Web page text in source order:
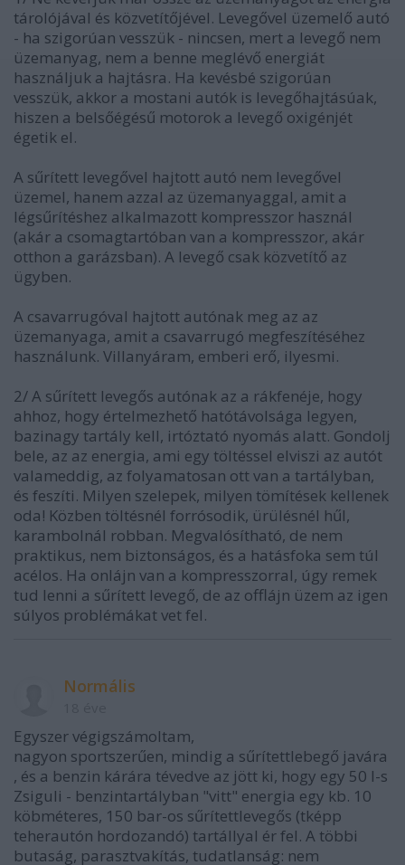
tárolójával és közvetítőjével. Levegővel üzemelő autó
- ha szigorúan vesszük - nincsen, mert a levegő nem
üzemanyag, nem a benne meglévő energiát
használjuk a hajtásra. Ha kevésbé szigorúan
vesszük, akkor a mostani autók is levegőhajtásúak,
hiszen a belsőégésű motorok a levegő oxigénjét
égetik el.
A sűrített levegővel hajtott autó nem levegővel
üzemel, hanem azzal az üzemanyaggal, amit a
légsűrítéshez alkalmazott kompresszor használ
(akár a csomagtartóban van a kompresszor, akár
otthon a garázsban). A levegő csak közvetítő az
ügyben.
A csavarrugóval hajtott autónak meg az az
üzemanyaga, amit a csavarrugó megfeszítéséhez
használunk. Villanyáram, emberi erő, ilyesmi.
2/ A sűrített levegős autónak az a rákfenéje, hogy
ahhoz, hogy értelmezhető hatótávolsága legyen,
bazinagy tartály kell, irtóztató nyomás alatt. Gondolj
bele, az az energia, ami egy töltéssel elviszi az autót
valameddig, az folyamatosan ott van a tartályban,
és feszíti. Milyen szelepek, milyen tömítések kellenek
oda! Közben töltésnél forrósodik, ürülésnél hűl,
karambolnál robban. Megvalósítható, de nem
praktikus, nem biztonságos, és a hatásfoka sem túl
acélos. Ha onlájn van a kompresszorral, úgy remek
tud lenni a sűrített levegő, de az offlájn üzem az igen
súlyos problémákat vet fel.
Normális
Egyszer végigszámoltam,
nagyon sportszerűen, mindig a sűrítettlebegő javára
, és a benzin kárára tévedve az jött ki, hogy egy 50 l-s
Zsiguli - benzintartályban "vitt" energia egy kb. 10
köbméteres, 150 bar-os sűrítettlevegős (tképp
teherautón hordozandó) tartállyal ér fel. A többi
butaság, parasztvakítás, tudatlanság: nem